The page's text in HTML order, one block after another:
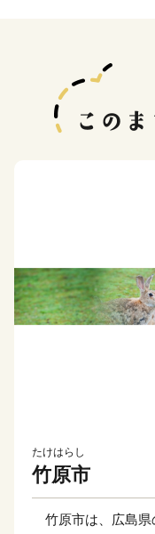
たけはらし
竹原市
竹原市は、広島県